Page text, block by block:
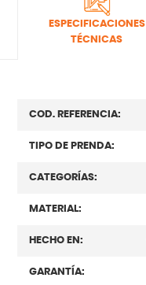
ESPECIFICACIONES
TÉCNICAS
COD. REFERENCIA:
TIPO DE PRENDA:
CATEGORÍAS:
MATERIAL:
HECHO EN:
GARANTÍA: